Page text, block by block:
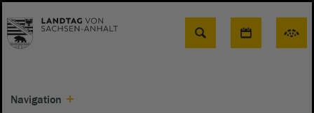
Suche
Navigation